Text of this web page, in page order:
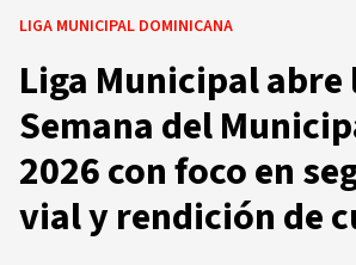
LIGA MUNICIPAL DOMINICANA
Liga Municipal abre
Semana del
2026 con foco en
vial y rendición de